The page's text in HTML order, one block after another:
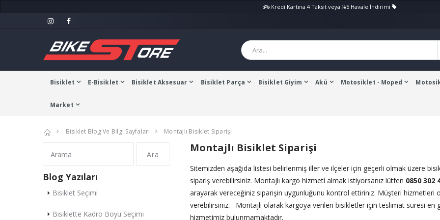
Kredi Kartına 4 Taksit veya %5 Havale İndirimi
Bisiklet E-Bisiklet Bisiklet Aksesuar Bisiklet Parça Bisiklet Giyim Akü Motosiklet - Moped
Market
Bisiklet Blog Ve Bilgi Sayfaları Montajlı Bisiklet Siparişi
Montajlı Bisiklet Siparişi
Sitemizden aşağıda listesi belirlenmiş iller ve ilçeler için geçerli olmak üzere
sipariş verebilirsiniz. Montajlı kargo hizmeti almak istiyorsanız lütfen 0850 302
arayarak vereceğiniz siparişin uygunluğunu kontrol ettiriniz. Müşteri hizmetleri
verebilirsiniz. Montajlı olarak kargoya verilen bisikletler için teslimat süresi en
hizmetimiz bulunmamaktadır.
Ara
Blog Yazıları
Bisiklet Seçimi
Bisiklette Kadro Boyu Seçimi